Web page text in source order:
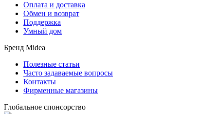
Оплата и доставка
Обмен и возврат
Поддержка
Умный дом
Бренд Midea
Полезные статьи
Часто задаваемые вопросы
Контакты
Фирменные магазины
Глобальное спонсорство